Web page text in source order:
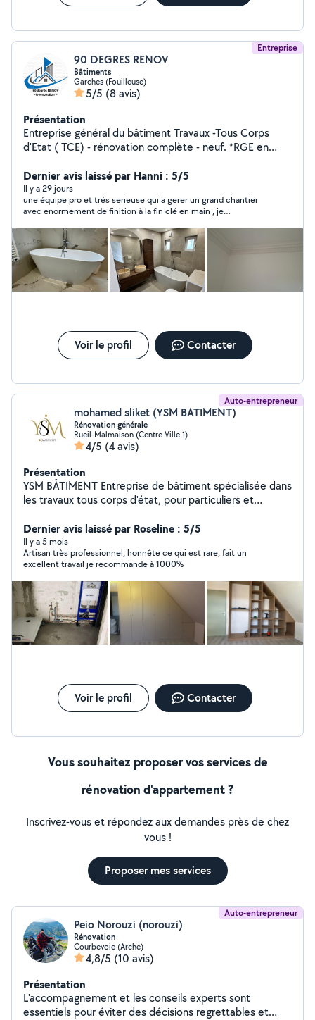
appartiennent pas est contraire à nos critères de confiance et
Entreprise
90 DEGRES RENOV
Bâtiments
Garches (Fouilleuse)
5/5 (8 avis)
Présentation
Entreprise général du bâtiment Travaux -Tous Corps
d'Etat ( TCE) - rénovation complète - neuf. *RGE en
N'hésitez pas à nous contacter pour un devis. Notre
devise est la satisfaction client et le travail bien fait
selon les règles de l'art. À bientôt
Dernier avis laissé par Hanni : 5/5
Il y a 29 jours
une équipe pro et trés serieuse qui a gerer un grand chantier
avec enormement de finition à la fin clé en main , je
Voir le profil Contacter
Auto-entrepreneur
mohamed sliket (YSM BATIMENT)
Rénovation générale
Rueil-Malmaison (Centre Ville 1)
4/5 (4 avis)
Présentation
YSM BÂTIMENT Entreprise de bâtiment spécialisée dans
les travaux tous corps d'état, pour particuliers et
extérieure Revêtements muraux et sols (papier peint,
toile de verre, carrelage, parquet, lino, moquette)
Enduit, placo, cloisons, ponçage Rénovation après
dégâts des eaux, traitement humidité, fissures
Menuiserie, plomberie, électricité, maçonnerie,
carrelage Montage et installation de meubles, cuisines,
sanitaires Démolition, vitrification parquet, vitrerie
Interventions : maisons, appartements, locaux
commerciaux, bureaux, établissements publics. Devis
Dernier avis laissé par Roseline : 5/5
Il y a 5 mois
Artisan très professionnel, honnête ce qui est rare, fait un
excellent travail je recommande à 1000%
Voir le profil Contacter
Vous souhaitez proposer vos services de
rénovation d'appartement ?
Inscrivez-vous et répondez aux demandes près de chez
vous !
Proposer mes services
Auto-entrepreneur
Peio Norouzi (norouzi)
Rénovation
Courbevoie (Arche)
4,8/5 (10 avis)
Présentation
L'accompagnement et les conseils experts sont
essentiels pour éviter des décisions regrettables et